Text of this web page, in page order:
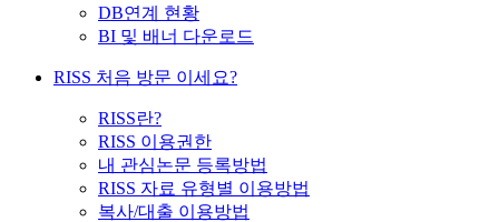
DB연계 현황
BI 및 배너 다운로드
RISS 처음 방문 이세요?
RISS란?
RISS 이용권한
내 관심논문 등록방법
RISS 자료 유형별 이용방법
복사/대출 이용방법